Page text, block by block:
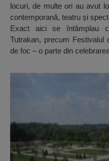
locuri, de multe ori au avut
contemporană, teatru și
Exact aici se întâmplau
Tutrakan, precum Festivalul
de foc – o parte din